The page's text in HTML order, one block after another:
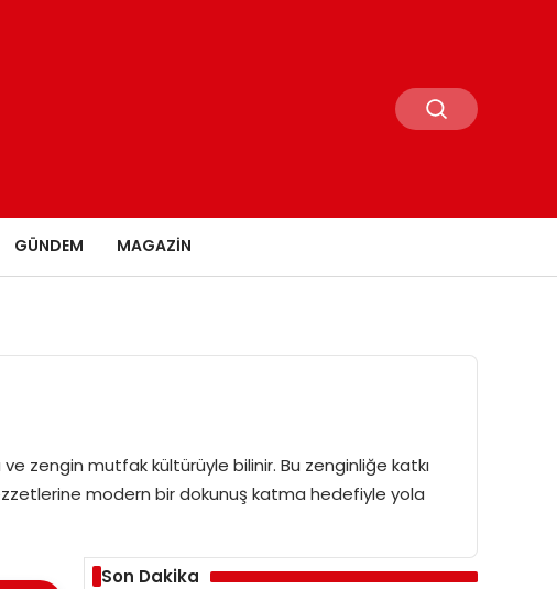
GÜNDEM MAGAZIN
zengin mutfak kültürüyle bilinir. Bu zenginliğe katkı
modern bir dokunuş katma hedefiyle yola
Son Dakika